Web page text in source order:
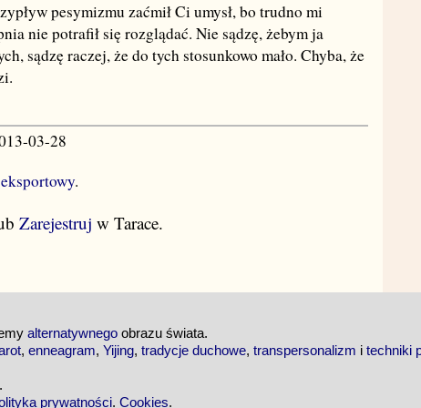
pesymizmu zaćmił Ci umysł, bo trudno mi
nie potrafił się rozglądać. Nie sądzę, żebym ja
sądzę raczej, że do tych stosunkowo mało. Chyba, że
03-28
.
Zarejestruj w Tarace.
alternatywnego obrazu świata.
, enneagram, Yijing, tradycje duchowe, transpersonalizm i techniki
.
prywatności. Cookies.